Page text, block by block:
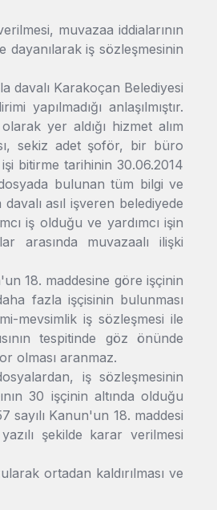
muvazaa iddialarının
dayanılarak iş sözleşmesinin
davalı Karakoçan Belediyesi
yapılmadığı anlaşılmıştır.
yer aldığı hizmet alım
sekiz adet şoför, bir büro
bitirme tarihinin 30.06.2014
bulunan tüm bilgi ve
asıl işveren belediyede
iş olduğu ve yardımcı işin
arasında muvazaalı ilişki
18. maddesine göre işçinin
fazla işçisinin bulunması
mevsimlik iş sözleşmesi ile
tespitinde göz önünde
olması aranmaz.
iş sözleşmesinin
30 işçinin altında olduğu
sayılı Kanun'un 18. maddesi
şekilde karar verilmesi
ortadan kaldırılması ve